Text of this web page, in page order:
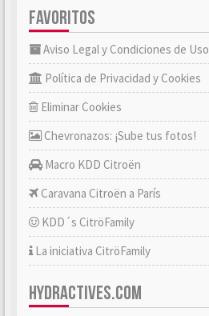
FAVORITOS
Aviso Legal y Condiciones de Uso
Política de Privacidad y Cookies
Eliminar Cookies
Chevronazos: ¡Sube tus fotos!
Macro KDD Citroën
Caravana Citroën a París
KDD´s CitröFamily
La iniciativa CitröFamily
HYDRACTIVES.COM